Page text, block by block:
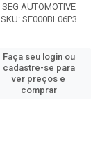
SEG AUTOMOTIVE
SKU: SF000BL06P3
Faça seu login ou
cadastre-se para
ver preços e
comprar